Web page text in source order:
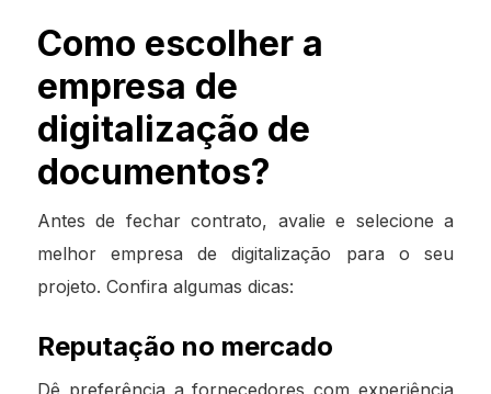
Como escolher a
empresa de
digitalização de
documentos?
Antes de fechar contrato, avalie e selecione a
melhor empresa de digitalização para o seu
projeto. Confira algumas dicas:
Reputação no mercado